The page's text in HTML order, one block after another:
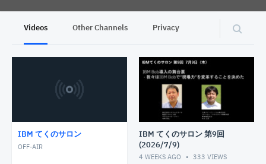
Videos Other Channels Privacy
IBM てくのサロン
OFF-AIR
IBM てくのサロン 第9回
(2026/7/9)
4 WEEKS AGO 333 VIEWS